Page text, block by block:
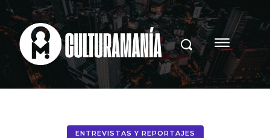
ENTREVISTAS Y REPORTAJES